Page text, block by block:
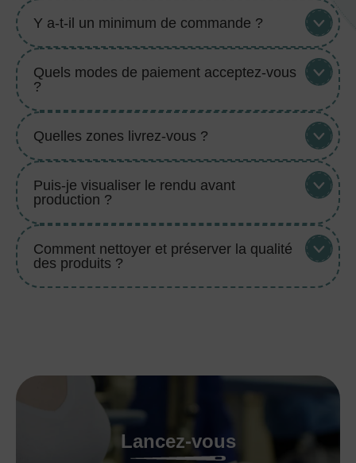
Y a-t-il un minimum de commande ?
Quels modes de paiement acceptez-vous
?
Quelles zones livrez-vous ?
Puis-je visualiser le rendu avant
production ?
Comment nettoyer et préserver la qualité
des produits ?
Lancez-vous